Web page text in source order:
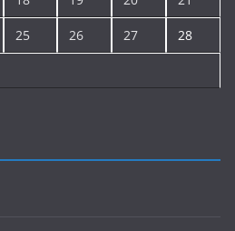
25 26 27 28